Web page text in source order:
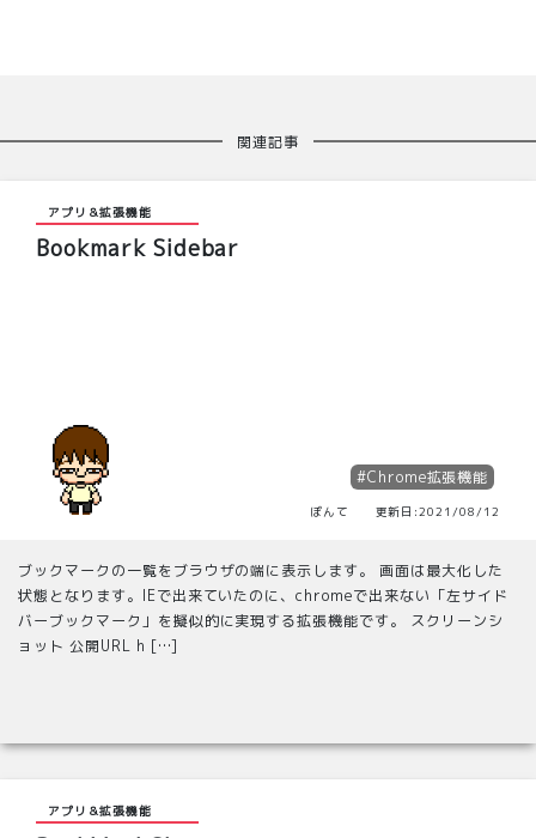
関連記事
アプリ＆拡張機能
Bookmark Sidebar
#Chrome拡張機能
ぽんて 更新日:2021/08/12
ブックマークの一覧をブラウザの端に表示します。 画面は最大化した
状態となります。IEで出来ていたのに、chromeで出来ない「左サイド
バーブックマーク」を擬似的に実現する拡張機能です。 スクリーンシ
ョット 公開URL h […]
アプリ＆拡張機能